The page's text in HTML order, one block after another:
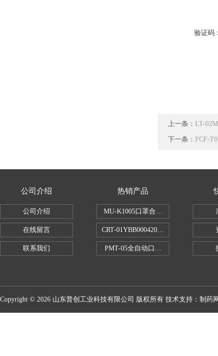
验证码
上一条： LT-
下一条： FCF-
公司介绍
公司介绍
在线留言
联系我们
热销产品
MU-K1005口罩合成血液穿透试验仪
CRT-01YBB00042005数显式安瓿瓶圆
PMT-05全自动口红折断力测试仪
Copyright © 2026 山东普创工业科技有限公司 版权所有 技术支持： 制药